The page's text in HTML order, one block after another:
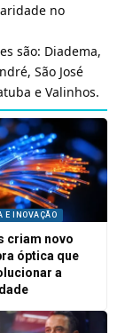
no
são: Diadema,
São José
e Valinhos.
E INOVAÇÃO
criam novo
óptica que
a